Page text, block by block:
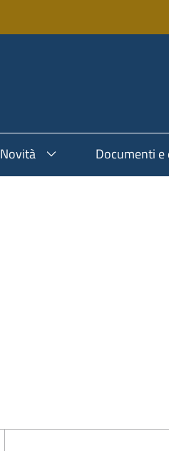
Novità Documenti e